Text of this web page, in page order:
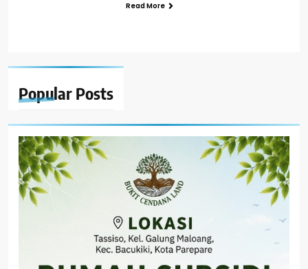
Popular Posts
Read More